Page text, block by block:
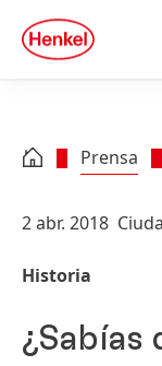
Skip to footer
quick
search
Prensa
2 abr. 2018
Historia
¿Sabías